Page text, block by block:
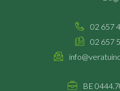
02 657
02 657
BE